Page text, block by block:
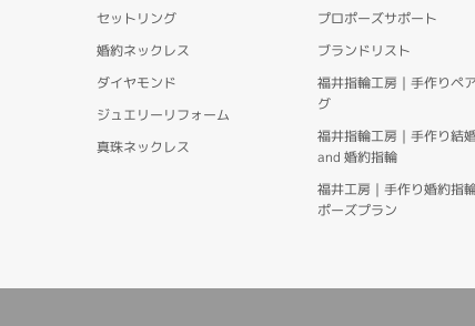
セットリング
婚約ネックレス
ダイヤモンド
ジュエリーリフォーム
真珠ネックレス
プロポーズサポート
ブランドリスト
福井指輪工房｜手作りペ
グ
福井指輪工房｜手作り結
and 婚約指輪
福井工房｜手作り婚約指
ポーズプラン